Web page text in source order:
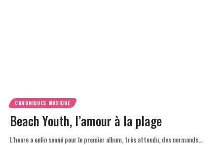
CHRONIQUES MUSIQUE
Beach Youth, l’amour à la plage
L'heure a enfin sonné pour le premier album, très attendu, des normands…